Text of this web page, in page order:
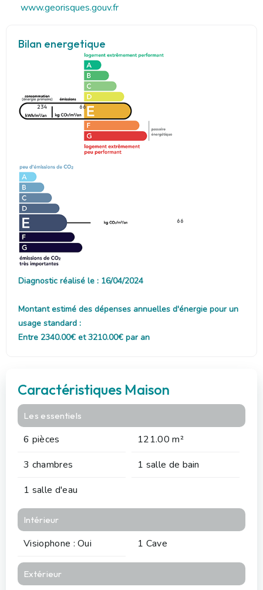
www.georisques.gouv.fr
Bilan energetique
234 66
66
Diagnostic réalisé le : 16/04/2024
Montant estimé des dépenses annuelles d'énergie pour un
usage standard :
Entre 2340.00€ et 3210.00€ par an
Caractéristiques Maison
Les essentiels
6 pièces
121.00 m²
3 chambres
1 salle de bain
1 salle d'eau
Intérieur
Visiophone : Oui 1 Cave
Extérieur